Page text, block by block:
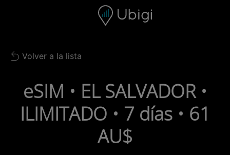
Barra de navegación
Back to list
Volver a la lista
eSIM • EL SALVADOR •
ILIMITADO • 7 días • 61
AU$